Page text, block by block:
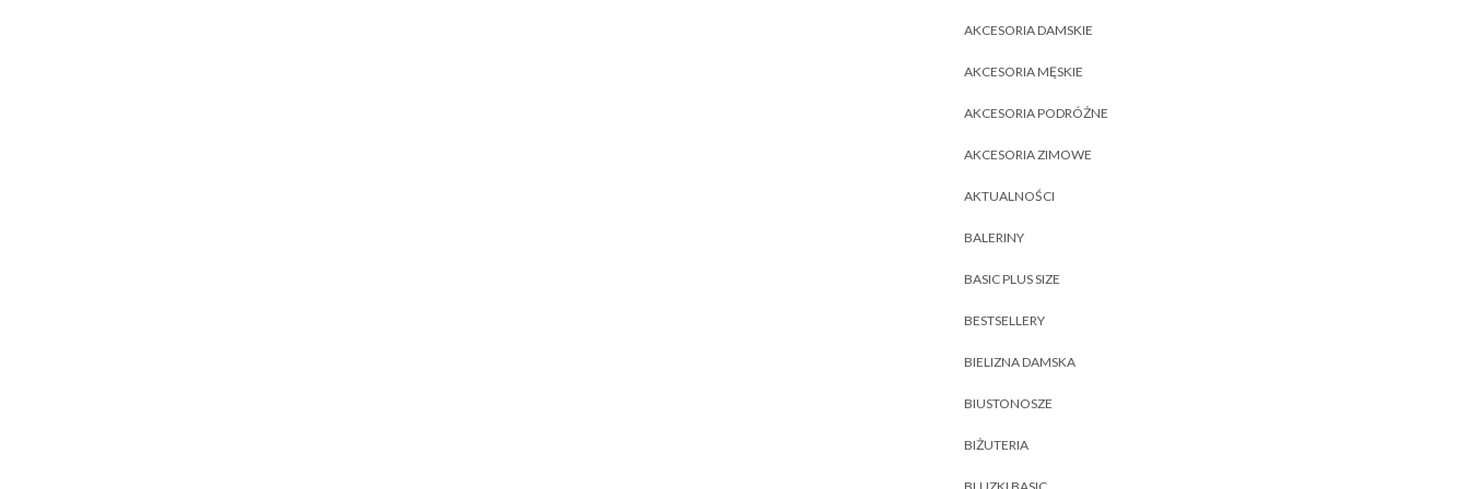
AKCESORIA DAMSKIE
AKCESORIA MĘSKIE
AKCESORIA PODRÓŻNE
AKCESORIA ZIMOWE
AKTUALNOŚCI
BALERINY
BASIC PLUS SIZE
BESTSELLERY
BIELIZNA DAMSKA
BIUSTONOSZE
BIŻUTERIA